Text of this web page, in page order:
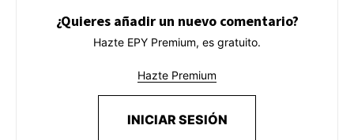
¿Quieres añadir un nuevo comentario?
Hazte EPY Premium, es gratuito.
Hazte Premium
INICIAR SESIÓN